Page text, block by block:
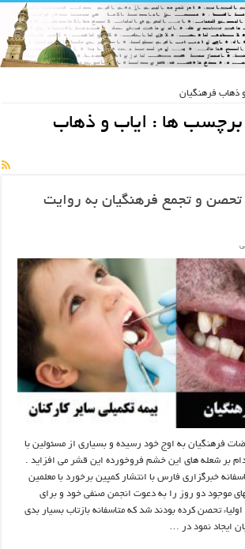
ذهاب فرهنگیان
برچسب ها : ایاب و ذهاب
تحصن و تجمع فرهنگیان به روایت
فرهنگیان به اوج خود رسیده و بسیاری از مسئولین با
بر شعله های این خشم فروخورده این قشر می افزاید .
خبرگزاری فارس با انتشار کمپین برخورد با معلمین
موجود دو روز را به دعوت انجمن صنفی خود و برای
تحصن کرده بودند شد که متاسفانه بازتاب بسیار بدی
ایجاد نمود در …